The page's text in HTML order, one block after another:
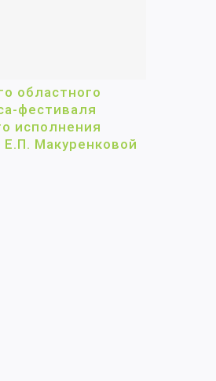
областного
фестиваля
исполнения
Макуренковой